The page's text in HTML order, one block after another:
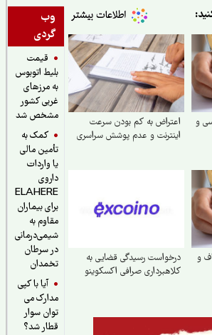
وب
گردی
قیمت
بلیط اتوبوس
به مرزهای
غربی کشور
مشخص شد
کمک به
تأمین مالی
یا واردات
ELAHERE
برای بیماران
مقاوم به
شیمی‌درمانی
در سرطان
تخمدان
آیا با کپی
مدارک می
توان سوار
قطار شد؟
اعتراض به کم بودن سرعت
اینترنت و عدم پوشش سراسری
درخواست رسیدگی قضایی به
کلاهبرداری صرافی اکسکوینو